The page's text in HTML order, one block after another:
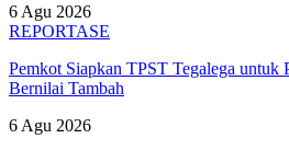
6 Agu 2026
REPORTASE
Pemkot Siapkan TPST Tegalega
Bernilai Tambah
6 Agu 2026